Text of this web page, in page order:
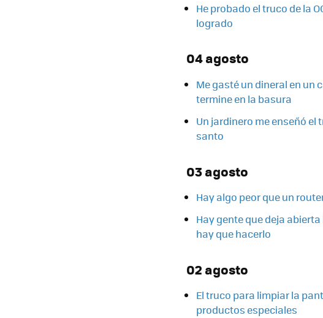
He probado el truco de la
logrado
04 agosto
Me gasté un dineral en
termine en la basura
Un jardinero me enseñó
santo
03 agosto
Hay algo peor que un
Hay gente que deja
hay que hacerlo
02 agosto
El truco para limpiar la
productos especiales